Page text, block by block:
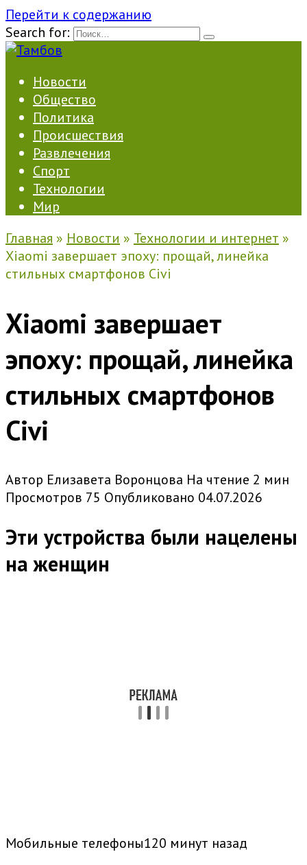
Перейти к содержанию
Search for:
Новости
Общество
Политика
Происшествия
Развлечения
Спорт
Технологии
Мир
Главная » Новости » Технологии и интернет »
Xiaomi завершает эпоху: прощай, линейка
стильных смартфонов Civi
Xiaomi завершает
эпоху: прощай, линейка
стильных смартфонов
Civi
Автор Елизавета Воронцова На чтение 2 мин
Просмотров 75 Опубликовано 04.07.2026
Эти устройства были нацелены
на женщин
Мобильные телефоны120 минут назад